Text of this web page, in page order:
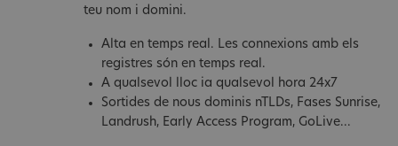
teu nom i domini.
Alta en temps real. Les connexions amb els
registres són en temps real.
A qualsevol lloc ia qualsevol hora 24x7
Sortides de nous dominis nTLDs, Fases Sunrise,
Landrush, Early Access Program, GoLive...